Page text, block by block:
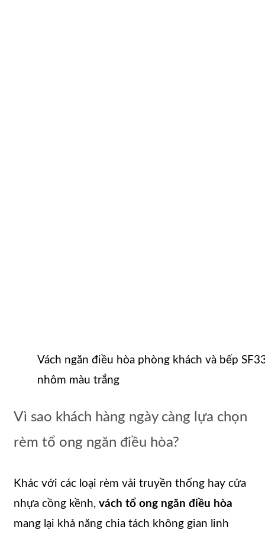
Vách ngăn điều hòa phòng khách và bếp
nhôm màu trắng
Vì sao khách hàng ngày càng lựa chọn
rèm tổ ong ngăn điều hòa?
Khác với các loại rèm vải truyền thống hay cửa
nhựa cồng kềnh, vách tổ ong ngăn điều hòa
mang lại khả năng chia tách không gian linh